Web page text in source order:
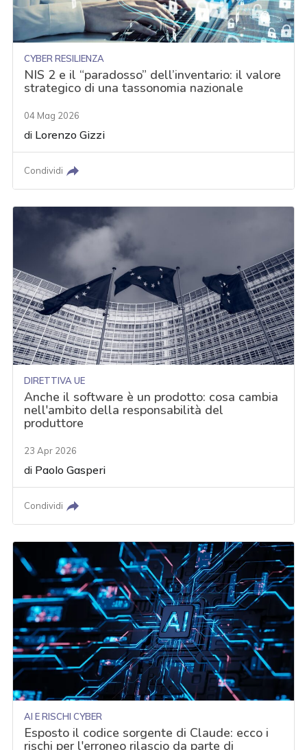
CYBER RESILIENZA
NIS 2 e il “paradosso” dell’inventario: il valore
strategico di una tassonomia nazionale
04 Mag 2026
di Lorenzo Gizzi
Condividi
DIRETTIVA UE
Anche il software è un prodotto: cosa cambia
nell'ambito della responsabilità del
produttore
23 Apr 2026
di Paolo Gasperi
Condividi
AI E RISCHI CYBER
Esposto il codice sorgente di Claude: ecco i
rischi per l'erroneo rilascio da parte di